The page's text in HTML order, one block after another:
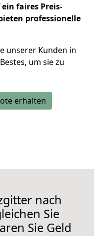
faires Preis-
professionelle
unserer Kunden in
um sie zu
erhalten
nach
Sie
Sie Geld